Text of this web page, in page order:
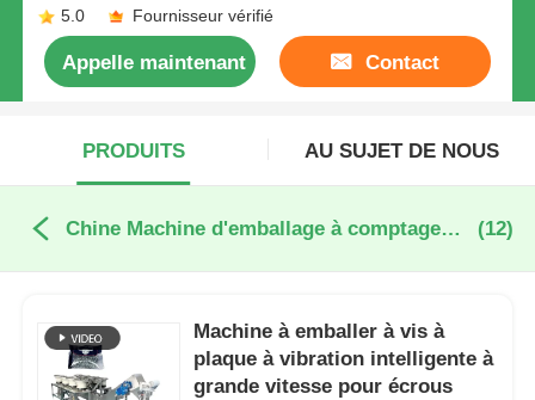
5.0
Fournisseur vérifié
Appelle maintenant Contact
PRODUITS AU SUJET DE NOUS
Chine Machine d'emballage à comptage visuel (12)
Machine à emballer à vis à
plaque à vibration intelligente à
grande vitesse pour écrous